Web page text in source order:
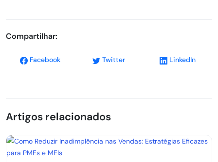
Compartilhar:
Facebook Twitter LinkedIn
Artigos relacionados